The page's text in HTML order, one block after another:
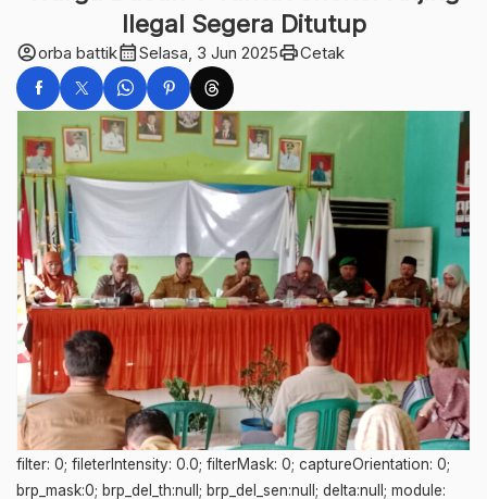
Ilegal Segera Ditutup
account_circleorba battikcalendar_monthSelasa, 3 Jun 2025printCetak
filter: 0; fileterIntensity: 0.0; filterMask: 0; captureOrientation: 0;
brp_mask:0; brp_del_th:null; brp_del_sen:null; delta:null; module: